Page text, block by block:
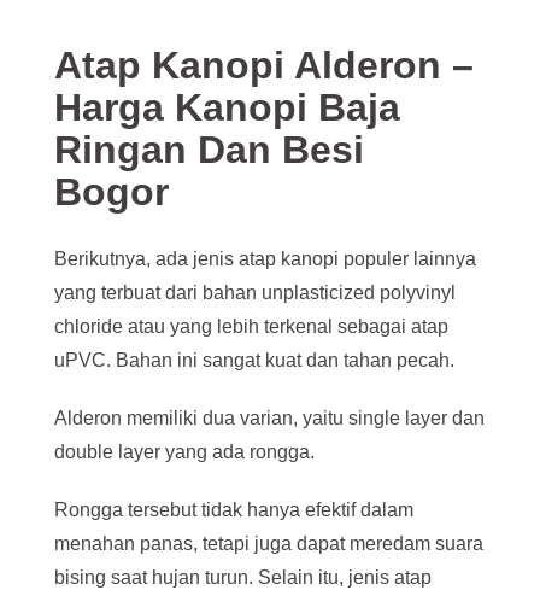
Atap Kanopi Alderon –
Harga Kanopi Baja
Ringan Dan Besi
Bogor
Berikutnya, ada jenis atap kanopi populer lainnya
yang terbuat dari bahan unplasticized polyvinyl
chloride atau yang lebih terkenal sebagai atap
uPVC. Bahan ini sangat kuat dan tahan pecah.
Alderon memiliki dua varian, yaitu single layer dan
double layer yang ada rongga.
Rongga tersebut tidak hanya efektif dalam
menahan panas, tetapi juga dapat meredam suara
bising saat hujan turun. Selain itu, jenis atap